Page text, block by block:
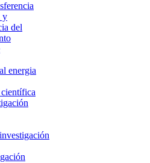
y
del
energia